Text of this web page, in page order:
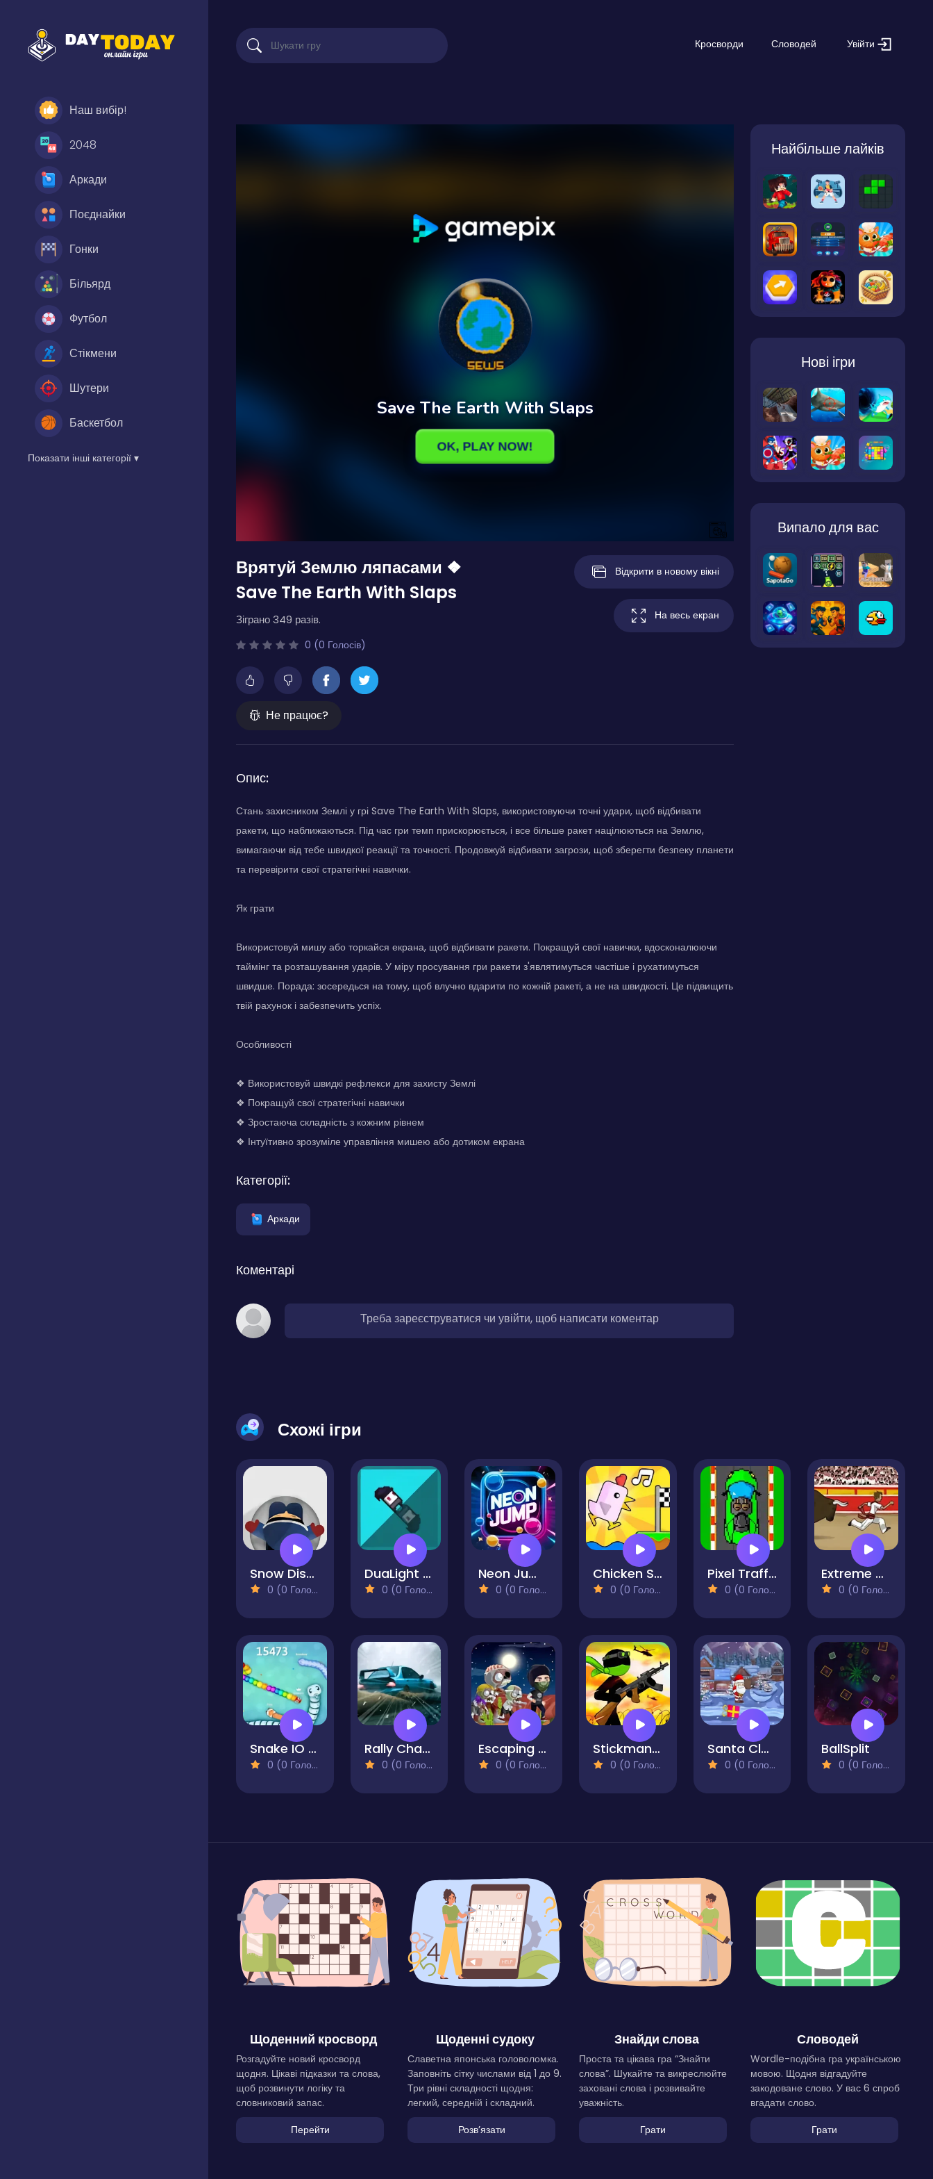
Наш вибір!
2048
Аркади
Поєднайки
Гонки
Більярд
Футбол
Стікмени
Шутери
Баскетбол
Показати інші категорії ▾
Кросворди Словодей Увійти
Врятуй Землю ляпасами ❖
Save The Earth With Slaps
Зіграно 349 разів.
0 (0 Голосів)
Не працює?
Відкрити в новому вікні
На весь екран
Опис:
Стань захисником Землі у грі Save The Earth With Slaps, використовуючи точні удари, щоб відбивати
ракети, що наближаються. Під час гри темп прискорюється, і все більше ракет націлюються на Землю,
вимагаючи від тебе швидкої реакції та точності. Продовжуй відбивати загрози, щоб зберегти безпеку планети
та перевірити свої стратегічні навички.
Як грати
Використовуй мишу або торкайся екрана, щоб відбивати ракети. Покращуй свої навички, вдосконалюючи
таймінг та розташування ударів. У міру просування гри ракети з'являтимуться частіше і рухатимуться
швидше. Порада: зосередься на тому, щоб влучно вдарити по кожній ракеті, а не на швидкості. Це підвищить
твій рахунок і забезпечить успіх.
Особливості
❖ Використовуй швидкі рефлекси для захисту Землі
❖ Покращуй свої стратегічні навички
❖ Зростаюча складність з кожним рівнем
❖ Інтуїтивно зрозуміле управління мишею або дотиком екрана
Категорії:
Аркади
Коментарі
Треба зареєструватися чи увійти, щоб написати коментар
Найбільше лайків
Нові ігри
Випало для вас
Схожі ігри
Snow Disc Christmas
0 (0 Голосів)
DuaLight - A Reflected Game
0 (0 Голосів)
Neon Jump
0 (0 Голосів)
Chicken Scream
0 (0 Голосів)
Pixel Traffic Racer
0 (0 Голосів)
Extreme Pamplona
0 (0 Голосів)
Snake IO War
0 (0 Голосів)
Rally Championship 2
0 (0 Голосів)
Escaping Zombie
0 (0 Голосів)
Stickman Maverick Bad Boys Killer
0 (0 Голосів)
Santa Claus Gifts
0 (0 Голосів)
BallSplit
0 (0 Голосів)
Щоденний кросворд
Розгадуйте новий кросворд
щодня. Цікаві підказки та слова,
щоб розвинути логіку та
словниковий запас.
Перейти
Щоденні судоку
Славетна японська головоломка.
Заповніть сітку числами від 1 до 9.
Три рівні складності щодня:
легкий, середній і складний.
Розвʼязати
Знайди слова
Проста та цікава гра “Знайти
слова”. Шукайте та викреслюйте
заховані слова і розвивайте
уважність.
Грати
Словодей
Wordle-подібна гра українською
мовою. Щодня відгадуйте
закодоване слово. У вас 6 спроб
вгадати слово.
Грати